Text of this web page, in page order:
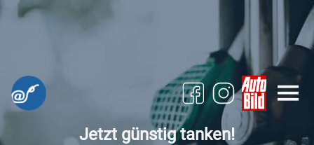
Jetzt günstig tanken!